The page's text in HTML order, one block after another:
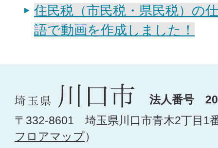
住民税（市民税・県民税）の
語で動画を作成しました！
法人番号
〒332-8601 埼玉県川口市青木2丁目1
フロアマップ）